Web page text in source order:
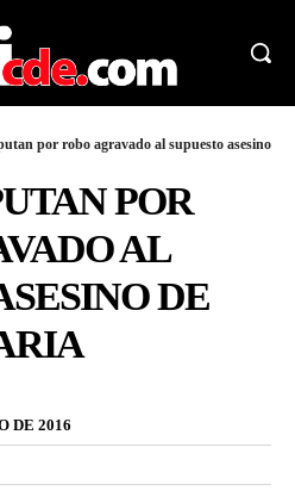
por robo agravado al supuesto asesino
POR
AL
DE
DE 2016